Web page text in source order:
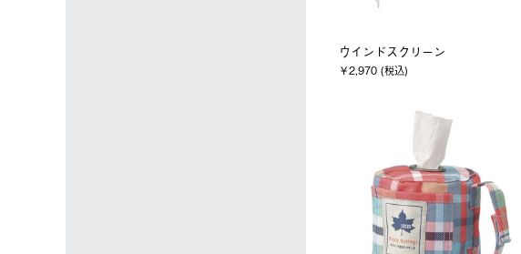
ウインドスクリーン
￥2,970 (税込)